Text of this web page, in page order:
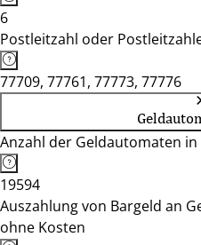
6
Postleitzahl oder
77709, 77761, 77773, 77776
Anzahl der Geldautomaten
19594
Auszahlung von Bargeld an
ohne Kosten